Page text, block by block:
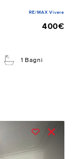
RE/MAX Vivere
400€
1 Bagni